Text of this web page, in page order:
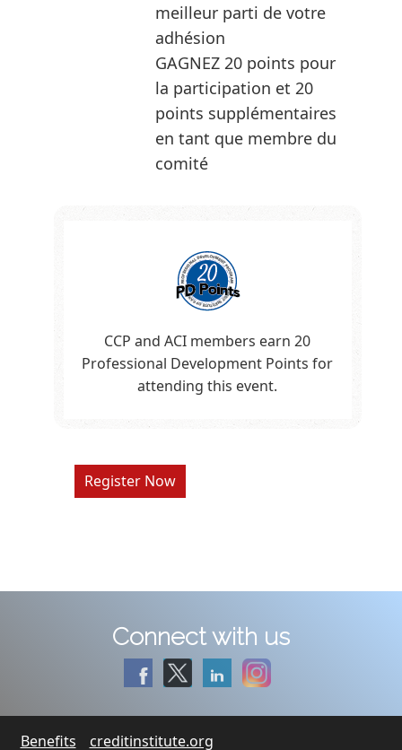
meilleur parti de votre
adhésion
GAGNEZ 20 points pour
la participation et 20
points supplémentaires
en tant que membre du
comité
CCP and ACI members earn 20
Professional Development Points for
attending this event.
Register Now
Connect with us
Benefits creditinstitute.org